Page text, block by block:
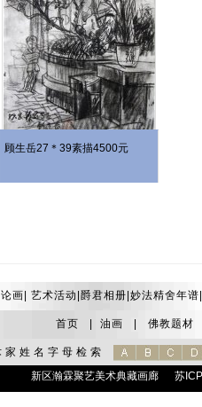
顾生岳27＊39素描4500元
画 艺术活动 爵君相册 妙法精舍年谱
首页 油画 佛教题材
家姓名字母检索
新区瀚霖聚艺美术典藏画廊
苏